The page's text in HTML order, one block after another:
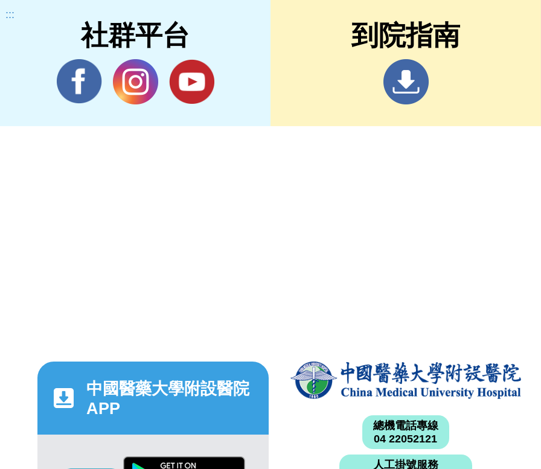
意見。
:::
社群平台 到院指南
中國醫藥大學附設醫院
APP
總機電話專線
04 22052121
人工掛號服務